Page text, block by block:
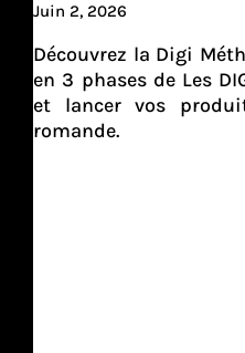
Juin 2, 2026
Découvrez la Digi
en 3 phases de Les
et lancer vos
romande.